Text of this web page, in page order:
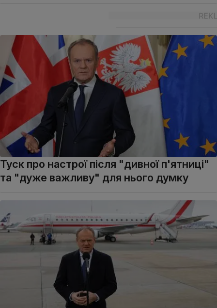
Туск про настрої після "дивної п'ятниці"
та "дуже важливу" для нього думку